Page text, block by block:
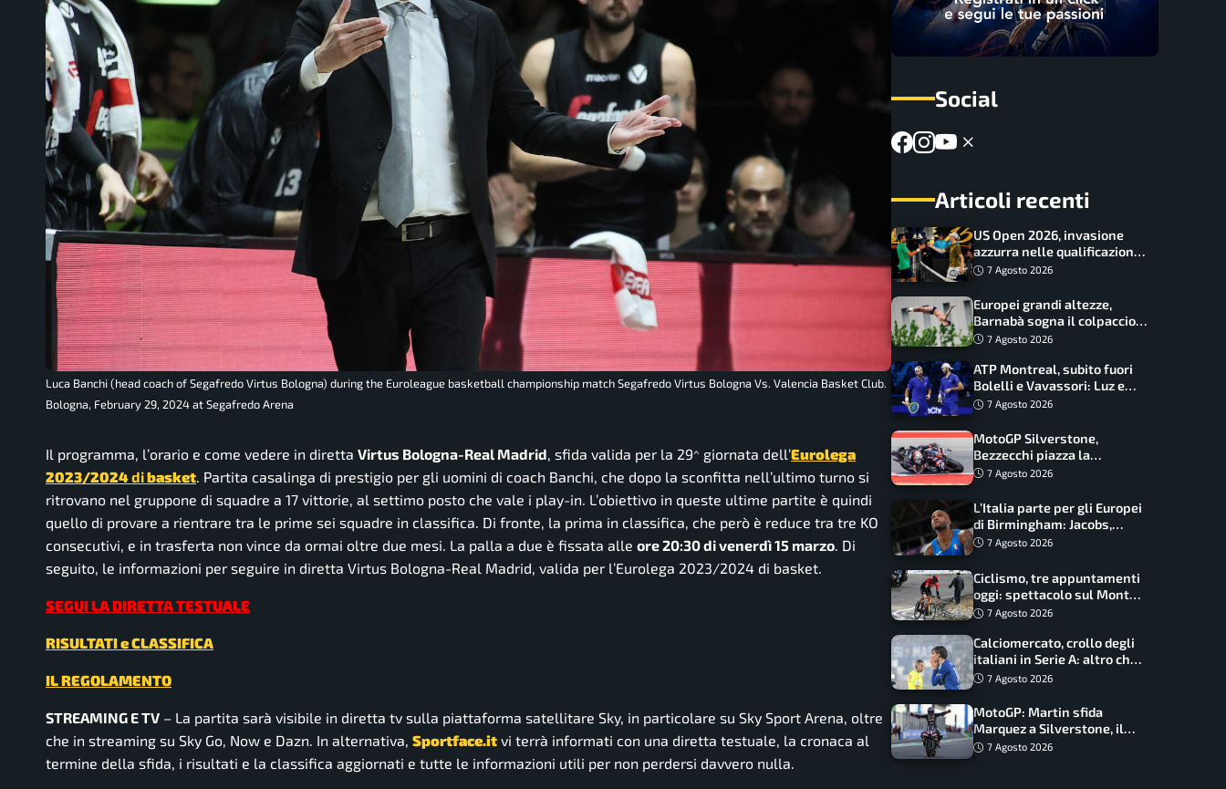
Luca Banchi (head coach of Segafredo Virtus Bologna) during the Euroleague basketball championship match Segafredo Virtus Bologna Vs. Valencia Basket Club.
Bologna, February 29, 2024 at Segafredo Arena
Il programma, l’orario e come vedere in diretta Virtus Bologna-Real Madrid , sfida valida per la 29^ giornata dell’Eurolega
2023/2024dibasket . Partita casalinga di prestigio per gli uomini di coach Banchi, che dopo la sconfitta nell’ultimo turno si
ritrovano nel gruppone di squadre a 17 vittorie, al settimo posto che vale i play-in. L’obiettivo in queste ultime partite è quindi
quello di provare a rientrare tra le prime sei squadre in classifica. Di fronte, la prima in classifica, che però è reduce tra tre KO
consecutivi, e in trasferta non vince da ormai oltre due mesi. La palla a due è fissata alle ore 20:30 di venerdì 15 marzo . Di
seguito, le informazioni per seguire in diretta Virtus Bologna-Real Madrid, valida per l’Eurolega 2023/2024 di basket.
SEGUI LA DIRETTA TESTUALE
RISULTATI e CLASSIFICA
IL REGOLAMENTO
STREAMING E TV – La partita sarà visibile in diretta tv sulla piattaforma satellitare Sky, in particolare su Sky Sport Arena, oltre
che in streaming su Sky Go, Now e Dazn. In alternativa, Sportface.it vi terrà informati con una diretta testuale, la cronaca al
termine della sfida, i risultati e la classifica aggiornati e tutte le informazioni utili per non perdersi davvero nulla.
Social
Articoli recenti
US Open 2026, invasione
azzurra nelle qualificazioni:
17 italiani a caccia del main
7 Agosto 2026
Europei grandi altezze,
Barnabà sogna il colpaccio:
è leader a metà gara, Baraldi
7 Agosto 2026
ATP Montreal, subito fuori
Bolelli e Vavassori: Luz e
Matos fermano gli azzurri
7 Agosto 2026
MotoGP Silverstone,
Bezzecchi piazza la
zampata: Aprilia domina,
7 Agosto 2026
L’Italia parte per gli Europei
di Birmingham: Jacobs,
Tamberi e Battocletti
record
7 Agosto 2026
Ciclismo, tre appuntamenti
oggi: spettacolo sul Mont
Ventoux, orari e come
7 Agosto 2026
Calciomercato, crollo degli
italiani in Serie A: altro che
svolta dopo il Mondiale
7 Agosto 2026
MotoGP: Martin sfida
Marquez a Silverstone, il
programma e gli orari
7 Agosto 2026